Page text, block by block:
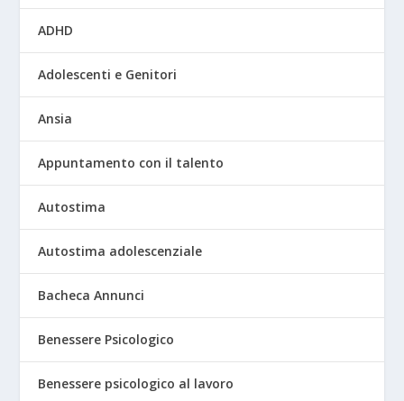
ADHD
Adolescenti e Genitori
Ansia
Appuntamento con il talento
Autostima
Autostima adolescenziale
Bacheca Annunci
Benessere Psicologico
Benessere psicologico al lavoro